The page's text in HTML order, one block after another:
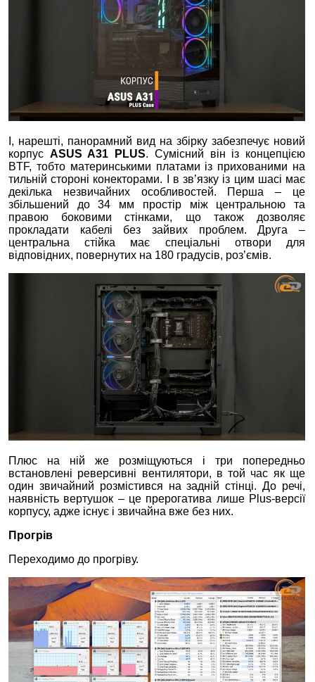
І, нарешті, панорамний вид на збірку забезпечує новий
корпус ASUS A31 PLUS. Сумісний він із концепцією
BTF, тобто материнськими платами із прихованими на
тильній стороні конекторами. І в зв’язку із цим шасі має
декілька незвичайних особливостей. Перша – це
збільшений до 34 мм простір між центральною та
правою боковими стінками, що також дозволяє
прокладати кабелі без зайвих проблем. Друга –
центральна стійка має спеціальні отвори для
відповідних, повернутих на 180 градусів, роз’ємів.
Плюс на ній же розміщуються і три попередньо
встановлені реверсивні вентилятори, в той час як ще
один звичайний розмістився на задній стінці. До речі,
наявність вертушок – це прерогатива лише Plus-версії
корпусу, адже існує і звичайна вже без них.
Прогрів
Переходимо до прогріву.